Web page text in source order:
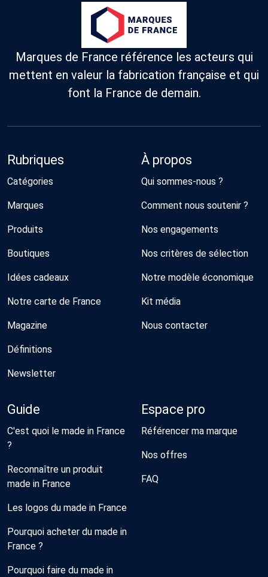
80% de made in
France, dans
des matières
plus durables
(naturelles, bio,
recyclées) et
des abeilles de
la région
nantaise.
style
une
Marques de France référence les acteurs qui
mettent en valeur la fabrication française et qui
font la France de demain.
Rubriques
Catégories
Marques
Produits
Boutiques
Idées cadeaux
Notre carte de France
Magazine
Définitions
Newsletter
À propos
Qui sommes-nous ?
Comment nous soutenir ?
Nos engagements
Nos critères de sélection
Notre modèle économique
Kit média
Nous contacter
Guide
C'est quoi le made in France
?
Reconnaître un produit
made in France
Les logos du made in France
Pourquoi acheter du made in
France ?
Pourquoi faire du made in
Espace pro
Référencer ma marque
Nos offres
FAQ